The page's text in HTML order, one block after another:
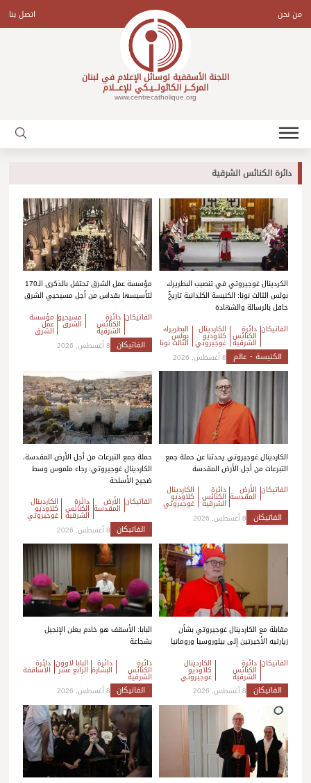
content
من نحن اتصل بنا
اللجنة الأسقفية لوسائل الإعلام في لبنان
المركـــز الكاثولـــيـكي للإعـــلام
www.centrecatholique.org
دائرة الكنائس الشرقية
الكردينال غوجيروتي في تنصيب البطريرك
بولس الثالث نونا: الكنيسة الكلدانية تاريخٌ
حافل بالرسالة والشهادة
الفاتيكان دائرة
الكنائس
الشرقية
الكاردينال
كلاوديو
غوجيروتي
البطريرك
بولس
الثالث نونا
الكنيسة - عالم 8 أغسطس, 2026
مؤسسة عمل الشرق تحتفل بالذكرى الـ170
لتأسيسها بقداس من أجل مسيحيي الشرق
الفاتيكان دائرة
الكنائس
الشرقية
مسيحيو
الشرق
مؤسسة
عمل
الشرق
الفاتيكان 8 أغسطس, 2026
الكاردينال غوجيروتي يحدثنا عن حملة جمع
التبرعات من أجل الأرض المقدسة
الفاتيكان الأرض
المقدسة
دائرة
الكنائس
الشرقية
الكاردينال
كلاوديو
غوجيروتي
الفاتيكان 8 أغسطس, 2026
حملة جمع التبرعات من أجل الأرض المقدسة،
الكاردينال غوجيروتي: رجاء ملموس وسط
ضجيج الأسلحة
الفاتيكان الأرض
المقدسة
دائرة
الكنائس
الشرقية
الكاردينال
كلاوديو
غوجيروتي
الفاتيكان 8 أغسطس, 2026
مقابلة مع الكاردينال غوجيروتي بشأن
زيارتيه الأخيرتين إلى بيلوروسيا ورومانيا
الفاتيكان دائرة
الكنائس
الشرقية
الكاردينال
كلاوديو
غوجيروتي
الفاتيكان 8 أغسطس, 2026
البابا: الأسقف هو خادم يعلن الإنجيل
بشجاعة
دائرة
الكنائس
الشرقية
دائرة
البشارة
البابا لاوون
الرابع عشر
دائرة
الأساقفة
الفاتيكان 8 أغسطس, 2026